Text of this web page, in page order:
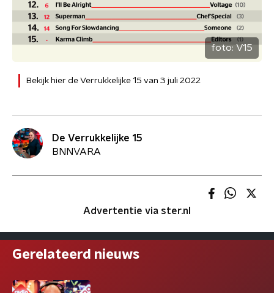
foto: V15
Bekijk hier de Verrukkelijke 15 van 3 juli 2022
De Verrukkelijke 15
BNNVARA
Advertentie via ster.nl
Gerelateerd nieuws